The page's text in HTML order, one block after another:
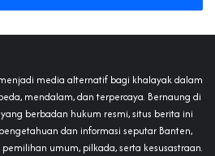
media alternatif bagi khalayak dalam
mendalam, dan terpercaya. Bernaung di
berbadan hukum resmi, situs berita ini
dan informasi seputar Banten,
umum, pilkada, serta kesusastraan.